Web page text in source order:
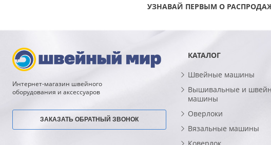
УЗНАВАЙ ПЕРВЫМ О
Интернет-магазин швейного
оборудования и аксессуаров
ЗАКАЗАТЬ ОБРАТНЫЙ ЗВОНОК
КАТАЛОГ
Швейные машины
Вышивальные и
машины
Оверлоки
Вязальные машины